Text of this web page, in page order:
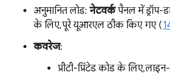
अनुमानित लोड: नेटवर्कपैनल में ड्रॉप-
के लिए, पूरे यूआरएल ठीक किए गए (
कवरेज:
प्रीटी-प्रिंटेड कोड के लिए,